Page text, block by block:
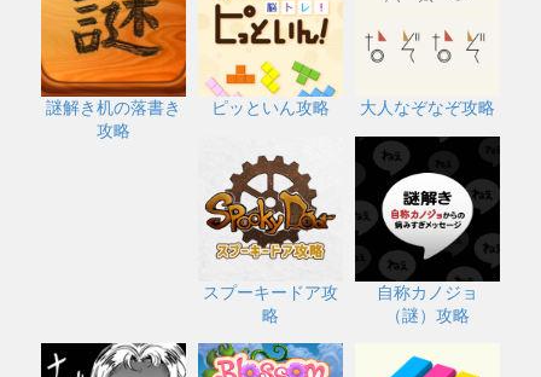
謎解き机の落書き
攻略
ピッといん攻略 大人なぞなぞ攻略
スプーキードア攻
略
自称カノジョ
（謎）攻略